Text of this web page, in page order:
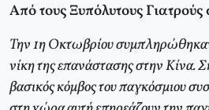
Από τους Ξυπόλυτους
Την 1η Οκτωβρίου
νίκη της επανάστασης στην Κίνα.
βασικός κόμβος του παγκόσμιου